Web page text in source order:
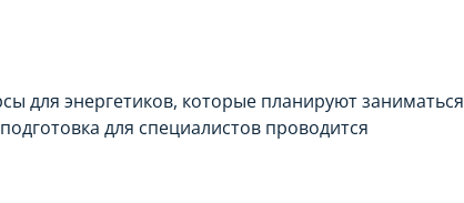
для энергетиков, которые планируют заниматься
для специалистов проводится